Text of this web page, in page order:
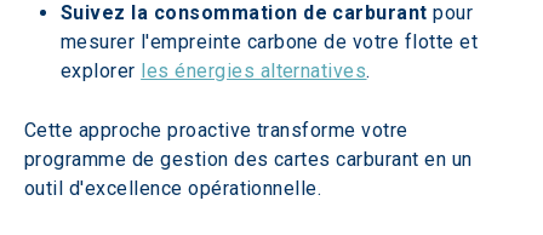
Suivez la consommation de carburant pour
mesurer l'empreinte carbone de votre flotte et
explorer les énergies alternatives.
Cette approche proactive transforme votre
programme de gestion des cartes carburant en un
outil d'excellence opérationnelle.